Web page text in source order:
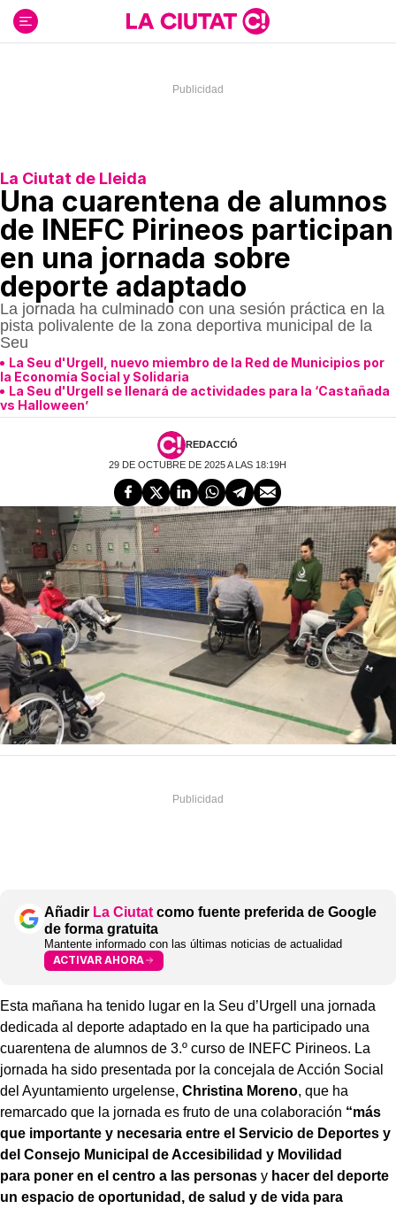
contenido
La Ciutat de Lleida
Una cuarentena de alumnos
de INEFC Pirineos participan
en una jornada sobre
deporte adaptado
La jornada ha culminado con una sesión práctica en la
pista polivalente de la zona deportiva municipal de la
Seu
La Seu d'Urgell, nuevo miembro de la Red de Municipios por
la Economía Social y Solidaria
La Seu d'Urgell se llenará de actividades para la ‘Castañada
vs Halloween’
REDACCIÓ
29 DE OCTUBRE DE 2025 A LAS 18:19H
Añadir La Ciutat como fuente preferida de Google
de forma gratuita
Mantente informado con las últimas noticias de actualidad
ACTIVAR AHORA
Esta mañana ha tenido lugar en la Seu d’Urgell una jornada
dedicada al deporte adaptado en la que ha participado una
cuarentena de alumnos de 3.º curso de INEFC Pirineos. La
jornada ha sido presentada por la concejala de Acción Social
del Ayuntamiento urgelense, Christina Moreno, que ha
remarcado que la jornada es fruto de una colaboración “más
que importante y necesaria entre el Servicio de Deportes y
del Consejo Municipal de Accesibilidad y Movilidad
para poner en el centro a las personas y hacer del deporte
un espacio de oportunidad, de salud y de vida para